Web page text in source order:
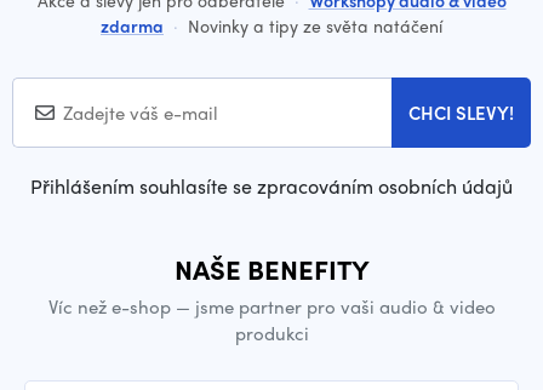
zdarma · Novinky a tipy ze světa natáčení
CHCI SLEVY!
Přihlášením souhlasíte se zpracováním osobních údajů
NAŠE BENEFITY
Víc než e-shop — jsme partner pro vaši audio & video
produkci